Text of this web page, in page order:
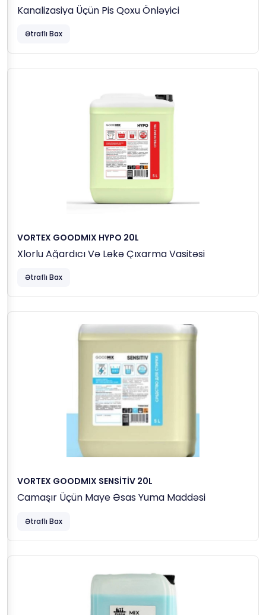
Kanalizasiya Üçün Pis Qoxu Önləyici
Ətraflı Bax
VORTEX GOODMIX HYPO 20L
Xlorlu Ağardıcı Və Ləkə Çıxarma Vasitəsi
Ətraflı Bax
VORTEX GOODMIX SENSİTİV 20L
Camaşır Üçün Maye Əsas Yuma Maddəsi
Ətraflı Bax